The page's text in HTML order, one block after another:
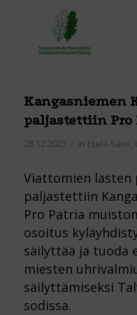
Kangasniemen
paljastettiin Pro
28.12.2025 / in Etelä-Savo,
Viattomien lasten
paljastettiin
Pro Patria
osoitus
säilyttää ja tuoda
miesten
säilyttämiseksi
sodissa.